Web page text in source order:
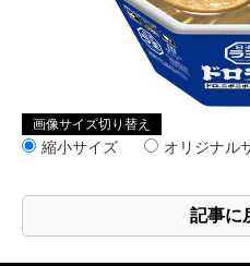
画像サイズ切り替え
縮小サイズ オリジナル
記事に